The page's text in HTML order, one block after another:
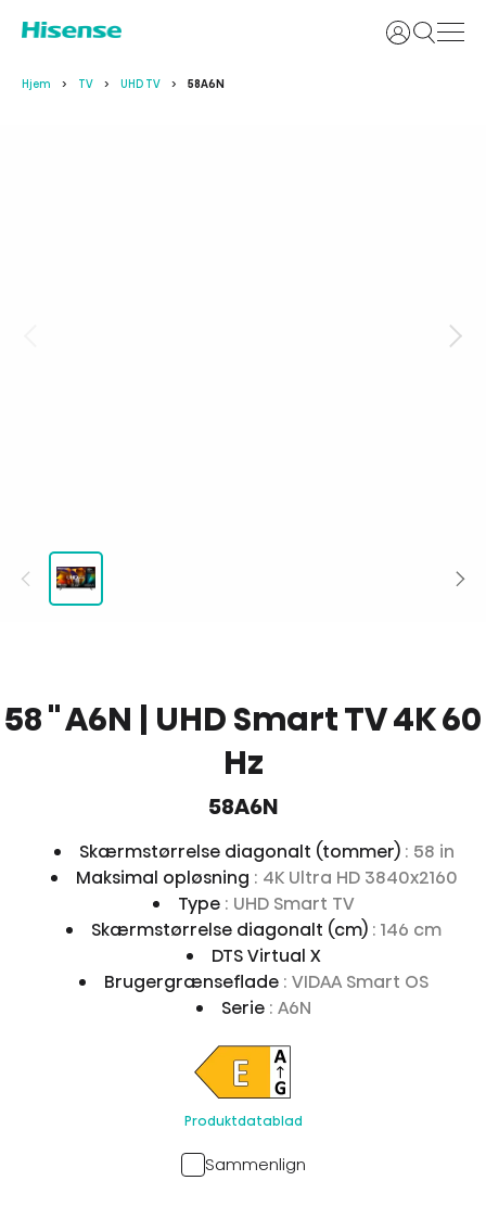
Login
Hjem TV UHD TV 58A6N
58 '' A6N | UHD Smart TV 4K 60
Hz
58A6N
Skærmstørrelse diagonalt (tommer) : 58 in
Maksimal opløsning : 4K Ultra HD 3840x2160
Type : UHD Smart TV
Skærmstørrelse diagonalt (cm) : 146 cm
DTS Virtual X
Brugergrænseflade : VIDAA Smart OS
Serie : A6N
Produktdatablad
Sammenlign